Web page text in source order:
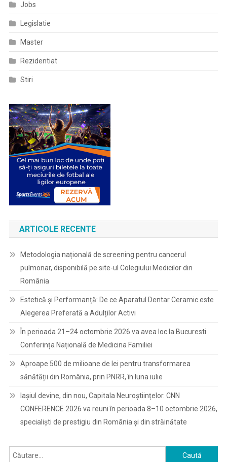
Jobs
Legislatie
Master
Rezidentiat
Stiri
ARTICOLE RECENTE
Metodologia națională de screening pentru cancerul
pulmonar, disponibilă pe site-ul Colegiului Medicilor din
România
Estetică și Performanță: De ce Aparatul Dentar Ceramic este
Alegerea Preferată a Adulților Activi
În perioada 21–24 octombrie 2026 va avea loc la Bucuresti
Conferința Națională de Medicina Familiei
Aproape 500 de milioane de lei pentru transformarea
sănătății din România, prin PNRR, în luna iulie
Iașiul devine, din nou, Capitala Neuroștiințelor. CNN
CONFERENCE 2026 va reuni în perioada 8–10 octombrie 2026,
specialiști de prestigiu din România și din străinătate
Caută